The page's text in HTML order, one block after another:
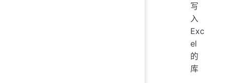
写
入
Exc
el
的
库